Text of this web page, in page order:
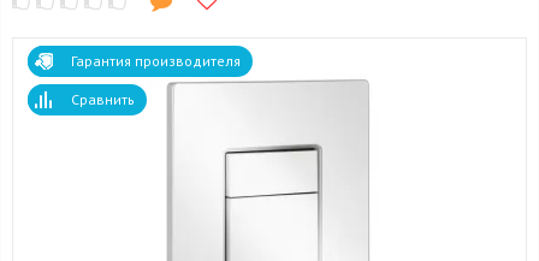
Гарантия производителя
Сравнить